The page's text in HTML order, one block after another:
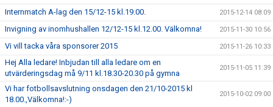
Internmatch A-lag den 15/12-15 kl.19.00. 2015-12-14 08:09
Invigning av inomhushallen 12/12-15 kl.12.00. Välkomna! 2015-11-30 10:56
Vi vill tacka våra sponsorer 2015 2015-11-26 10:33
Hej Alla ledare! Inbjudan till alla ledare om en
utvärderingsdag må 9/11 kl.18.30-20.30 på gymna
2015-11-05 11:39
Vi har fotbollsavslutning onsdagen den 21/10-2015 kl
18.00.,Välkomna!:-)
2015-10-02 09:00